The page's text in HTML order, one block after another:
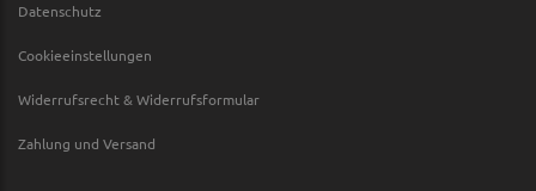
Datenschutz
Cookieeinstellungen
Widerrufsrecht & Widerrufsformular
Zahlung und Versand